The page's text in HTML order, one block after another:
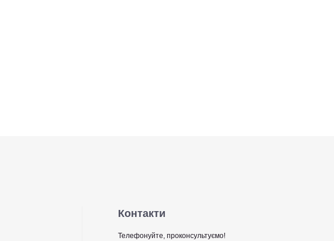
Контакти
Телефонуйте, проконсультуємо!